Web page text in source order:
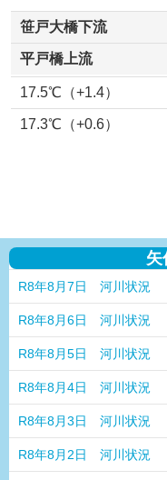
笹戸大橋下流
平戸橋上流
17.5℃（+1.4）
17.3℃（+0.6）
矢
R8年8月7日 河川状況
R8年8月6日 河川状況
R8年8月5日 河川状況
R8年8月4日 河川状況
R8年8月3日 河川状況
R8年8月2日 河川状況